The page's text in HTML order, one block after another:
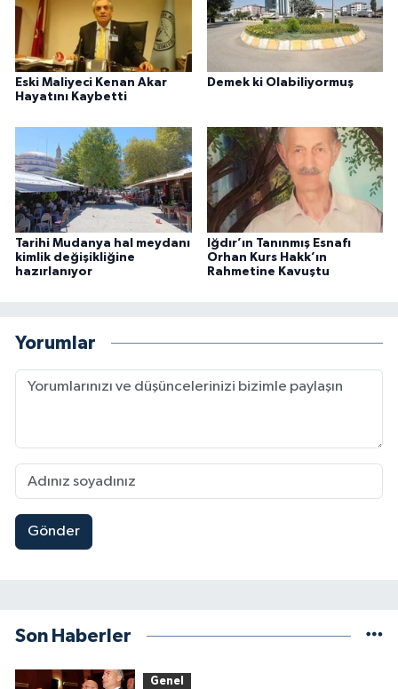
Eski Maliyeci Kenan Akar
Hayatını Kaybetti
Demek ki Olabiliyormuş
Tarihi Mudanya hal meydanı
kimlik değişikliğine
hazırlanıyor
Iğdır’ın Tanınmış Esnafı
Orhan Kurs Hakk’ın
Rahmetine Kavuştu
Yorumlar
Gönder
Son Haberler
Genel